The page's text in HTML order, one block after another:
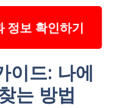
보 확인하기
이드: 나에
는 방법